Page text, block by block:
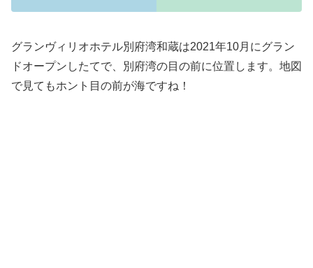
グランヴィリオホテル別府湾和蔵は2021年10月にグラン
ドオープンしたてで、別府湾の目の前に位置します。地図
で見てもホント目の前が海ですね！